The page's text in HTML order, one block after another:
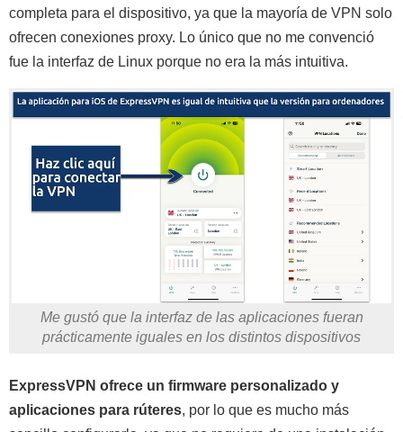
completa para el dispositivo, ya que la mayoría de VPN solo
ofrecen conexiones proxy. Lo único que no me convenció
fue la interfaz de Linux porque no era la más intuitiva.
Me gustó que la interfaz de las aplicaciones fueran
prácticamente iguales en los distintos dispositivos
ExpressVPN ofrece un firmware personalizado y
aplicaciones para rúteres, por lo que es mucho más